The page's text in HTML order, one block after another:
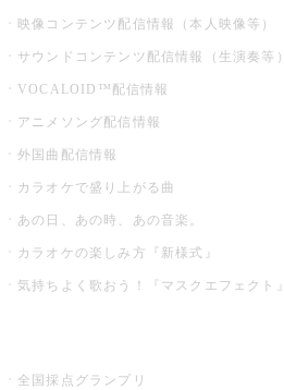
映像コンテンツ配信情報（本人映像等）
サウンドコンテンツ配信情報（生演奏等）
VOCALOID™配信情報
アニメソング配信情報
外国曲配信情報
カラオケで盛り上がる曲
あの日、あの時、あの音楽。
カラオケの楽しみ方『新様式』
気持ちよく歌おう！『マスクエフェクト』
全国採点グランプリ